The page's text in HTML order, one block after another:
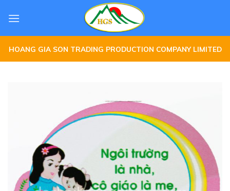
HOANG GIA SON TRADING PRODUCTION COMPANY LIMITED